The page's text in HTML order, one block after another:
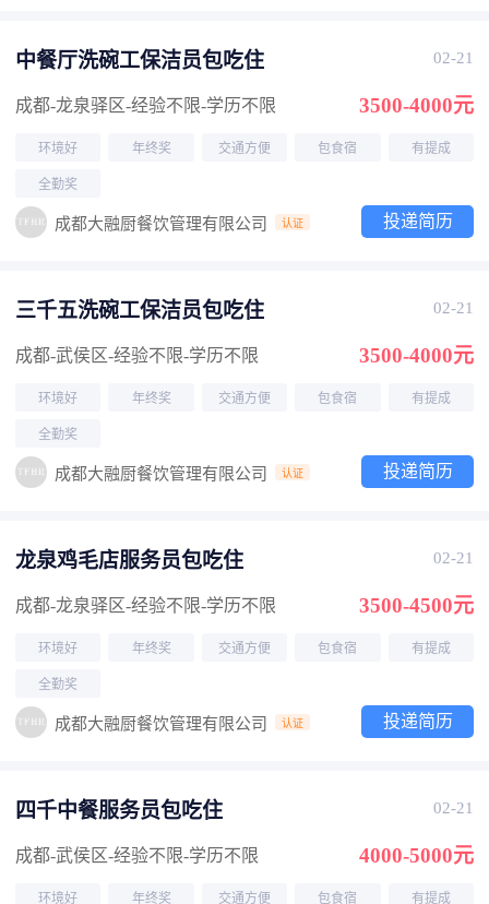
中餐厅洗碗工保洁员包吃住 02-21
成都-龙泉驿区-经验不限-学历不限 3500-4000元
环境好 年终奖 交通方便 包食宿 有提成
全勤奖
成都大融厨餐饮管理有限公司 认证 投递简历
三千五洗碗工保洁员包吃住 02-21
成都-武侯区-经验不限-学历不限 3500-4000元
环境好 年终奖 交通方便 包食宿 有提成
全勤奖
成都大融厨餐饮管理有限公司 认证 投递简历
龙泉鸡毛店服务员包吃住 02-21
成都-龙泉驿区-经验不限-学历不限 3500-4500元
环境好 年终奖 交通方便 包食宿 有提成
全勤奖
成都大融厨餐饮管理有限公司 认证 投递简历
四千中餐服务员包吃住 02-21
成都-武侯区-经验不限-学历不限 4000-5000元
环境好 年终奖 交通方便 包食宿 有提成